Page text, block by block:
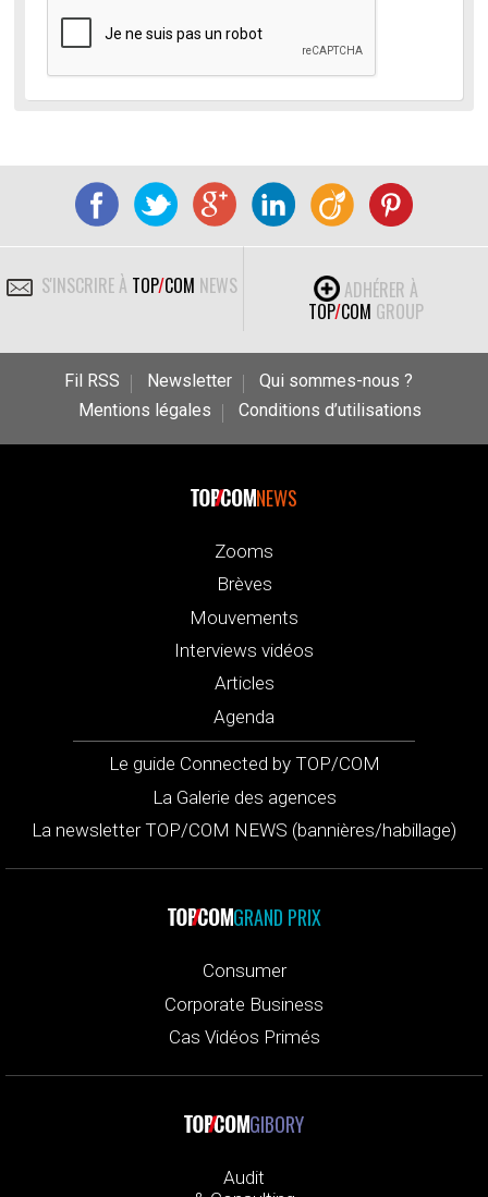
S'INSCRIRE À TOP/COM NEWS
ADHÉRER À
TOP/COM GROUP
Fil RSS Newsletter
Qui sommes-nous ?
Mentions légales
Conditions d’utilisations
NEWS
Zooms
Brèves
Mouvements
Interviews vidéos
Articles
Agenda
Le guide Connected by TOP/COM
La Galerie des agences
La newsletter TOP/COM NEWS (bannières/habillage)
GRAND PRIX
Consumer
Corporate Business
Cas Vidéos Primés
GIBORY
Audit